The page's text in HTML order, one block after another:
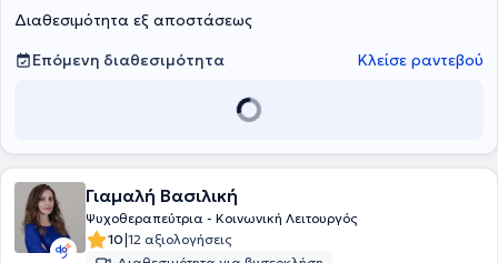
Διαθεσιμότητα εξ αποστάσεως
Επόμενη διαθεσιμότητα
Κλείσε ραντεβού
Γιαμαλή Βασιλική
Ψυχοθεραπεύτρια - Κοινωνική Λειτουργός
10|12 αξιολογήσεις